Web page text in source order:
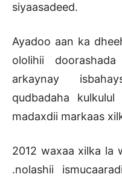
siyaasadeed.
Ayadoo aan ka
ololihii
arkaynay
qudbadaha
madaxdii markaas
2012 waxaa xilka la
.nolashii